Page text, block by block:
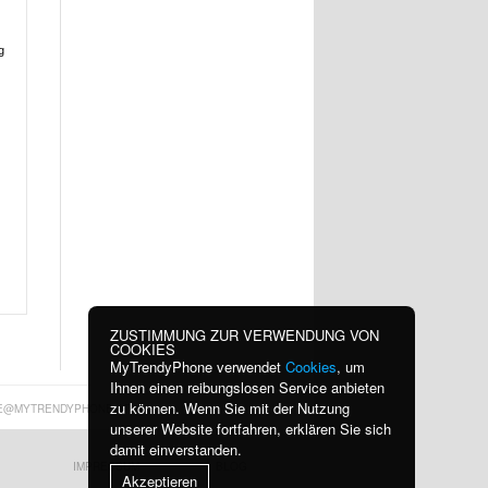
IMPRESSUM
ZUSTIMMUNG ZUR VERWENDUNG VON
COOKIES
MyTrendyPhone verwendet Cookies, um
Ihnen einen reibungslosen Service anbieten
zu können. Wenn Sie mit der Nutzung
unserer Website fortfahren, erklären Sie sich
damit einverstanden.
Akzeptieren